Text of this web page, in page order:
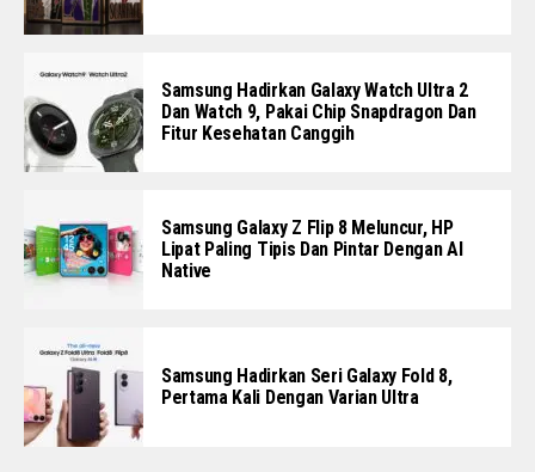
Samsung Hadirkan Galaxy Watch Ultra 2
Dan Watch 9, Pakai Chip Snapdragon Dan
Fitur Kesehatan Canggih
Samsung Galaxy Z Flip 8 Meluncur, HP
Lipat Paling Tipis Dan Pintar Dengan AI
Native
Samsung Hadirkan Seri Galaxy Fold 8,
Pertama Kali Dengan Varian Ultra